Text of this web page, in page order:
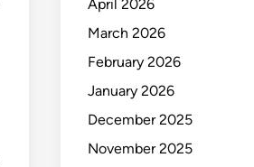
April 2026
March 2026
February 2026
January 2026
December 2025
November 2025